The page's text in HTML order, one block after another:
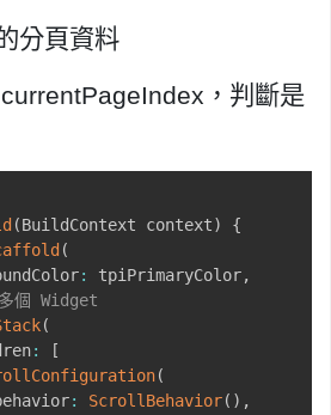
分頁資料
，判斷是
(BuildContext context)
{
(
: tpiPrimaryColor,
個 Widget
(
:
[
(
: ScrollBehavior( ) ,